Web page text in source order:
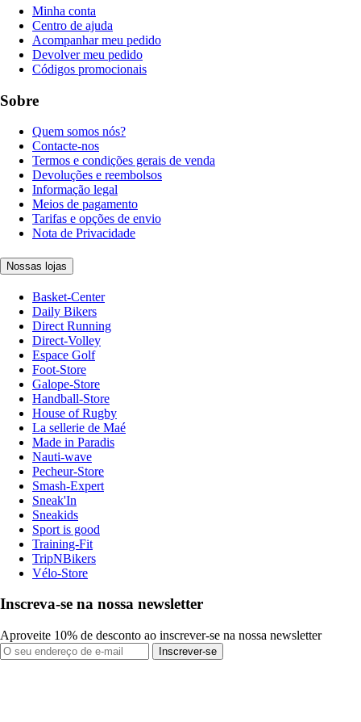
Minha conta
Centro de ajuda
Acompanhar meu pedido
Devolver meu pedido
Códigos promocionais
Sobre
Quem somos nós?
Contacte-nos
Termos e condições gerais de venda
Devoluções e reembolsos
Informação legal
Meios de pagamento
Tarifas e opções de envio
Nota de Privacidade
Nossas lojas
Basket-Center
Daily Bikers
Direct Running
Direct-Volley
Espace Golf
Foot-Store
Galope-Store
Handball-Store
House of Rugby
La sellerie de Maé
Made in Paradis
Nauti-wave
Pecheur-Store
Smash-Expert
Sneak'In
Sneakids
Sport is good
Training-Fit
TripNBikers
Vélo-Store
Inscreva-se na nossa newsletter
Aproveite 10% de desconto ao inscrever-se na nossa newsletter
Inscrever-se